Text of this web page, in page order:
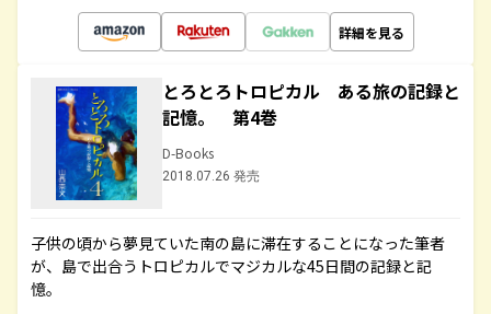
詳細を見る
とろとろトロピカル ある旅の記録と
記憶。 第4巻
D-Books
2018.07.26 発売
子供の頃から夢見ていた南の島に滞在することになった筆者
が、島で出合うトロピカルでマジカルな45日間の記録と記
憶。